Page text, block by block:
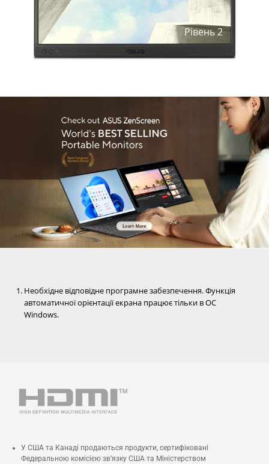
Рівень2
Необхідне відповідне програмне забезпечення. Функція
автоматичної орієнтації екрана працює тільки в ОС
Windows.
У США та Канаді продаються продукти, сертифіковані
Федеральною комісією зв’язку США та Міністерством